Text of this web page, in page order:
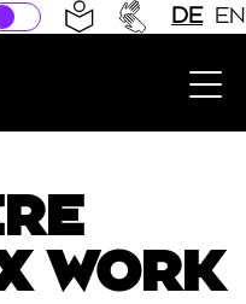
DE EN
WORK